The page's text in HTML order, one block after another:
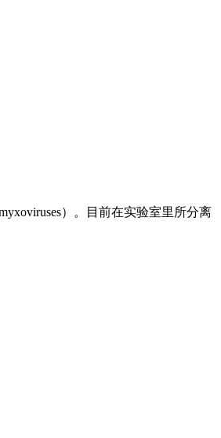
）。目前在实验室里所分离